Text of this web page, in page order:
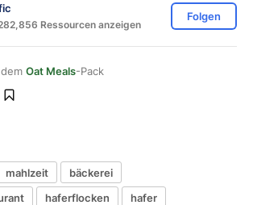
Ressourcen anzeigen
Folgen
Oat Meals-Pack
mahlzeit
bäckerei
haferflocken hafer